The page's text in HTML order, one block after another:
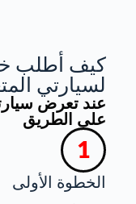
كيف أطلب
لسيارتي
عند تعرض
على الطريق
الخطوة الأولى